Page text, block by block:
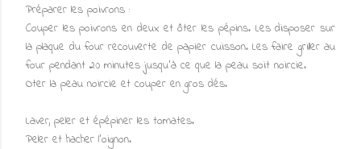
Préparer les poivrons :
Couper les poivrons en deux et ôter les pépins. Les disposer sur
la plaque du four recouverte de papier cuisson. Les faire griller au
four pendant 20 minutes jusqu’à ce que la peau soit noircie.
Oter la peau noircie et couper en gros dés.
Laver, peler et épépiner les tomates.
Peler et hacher l'oignon.